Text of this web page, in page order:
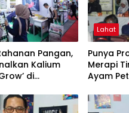
Pangan,
Kalium
di
Lahat
Punya
Merapi
Ayam